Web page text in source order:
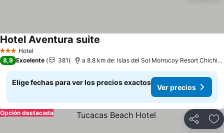
3 Estrellas
Hotel
Hotel Aventura suite
8,9 Excelente 381 a 8.8 km de: Islas del Sol Morrocoy Resort Chichiriviche
Elige fechas para ver los precios exactos
Ver precios
Compartir
Opción destacada